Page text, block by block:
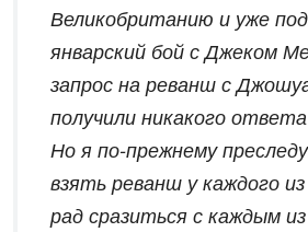
Великобританию и уже
январский бой с Джеком
запрос на реванш с
получили никакого
Но я по-прежнему
взять реванш у каждого
рад сразиться с каждым